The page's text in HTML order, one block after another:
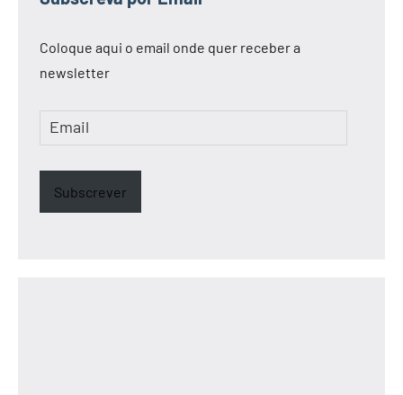
Coloque aqui o email onde quer receber a
newsletter
Email
Subscrever